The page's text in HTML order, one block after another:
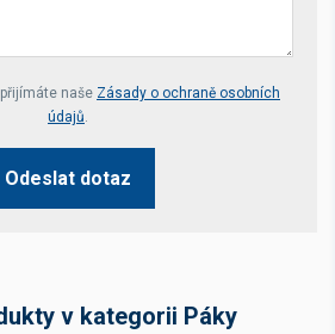
naše Zásady o ochraně osobních
údajů.
Odeslat dotaz
v kategorii Páky